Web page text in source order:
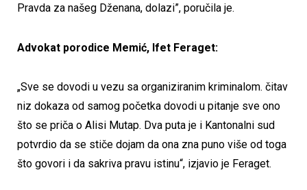
Pravda za našeg Dženana, dolazi”, poručila je.
Advokat porodice Memić, Ifet Feraget:
„Sve se dovodi u vezu sa organiziranim kriminalom. čitav
niz dokaza od samog početka dovodi u pitanje sve ono
što se priča o Alisi Mutap. Dva puta je i Kantonalni sud
potvrdio da se stiče dojam da ona zna puno više od toga
što govori i da sakriva pravu istinu“, izjavio je Feraget.